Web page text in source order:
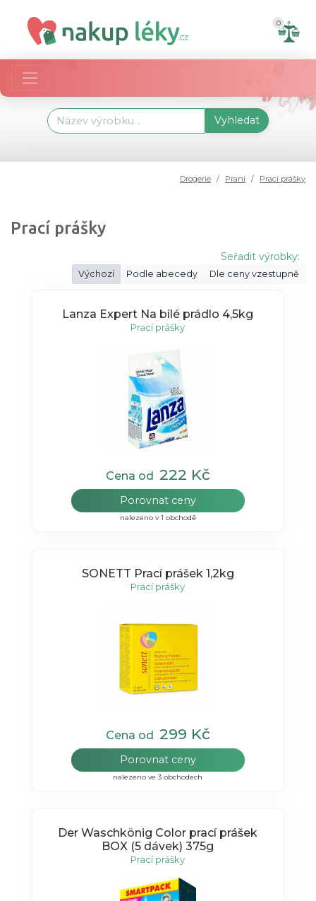
0
Vyhledat
Drogerie Praní Prací prášky
Prací prášky
Seřadit výrobky:
Výchozí Podle abecedy Dle ceny vzestupně
Lanza Expert Na bílé prádlo 4,5kg
Prací prášky
Cena od 222 Kč
Porovnat ceny
nalezeno v 1 obchodě
SONETT Prací prášek 1,2kg
Prací prášky
Cena od 299 Kč
Porovnat ceny
nalezeno ve 3 obchodech
Der Waschkönig Color prací prášek
BOX (5 dávek) 375g
Prací prášky